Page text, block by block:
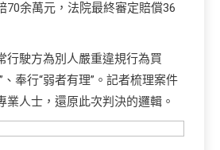
70余萬元，法院最終審定賠償36
行駛方為別人嚴重違規行為買
奉行“弱者有理”。記者梳理案件
業人士，還原此次判決的邏輯。